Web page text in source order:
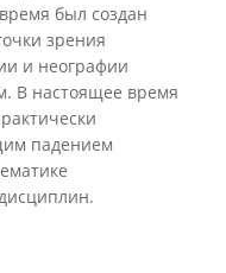
был создан
зрения
и неографии
В настоящее время
падением